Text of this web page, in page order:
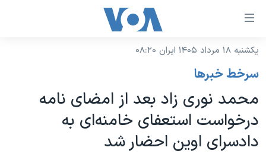
لینکهای
دسترسی
جهش
محتوای
اصلی
جهش
نسخه سبک وب‌سایت
موضوع ها
ایران
آمریکا
برنامه های تلویزیونی
جدول برنامه ها
یکشنبه ۱۸ مرداد ۱۴۰۵ ایران ۰۸:۲۰
سرخط خبرها
محمد نوری زاد بعد از امضای نامه
درخواست استعفای خامنه‌ای به
دادسرای اوین احضار شد